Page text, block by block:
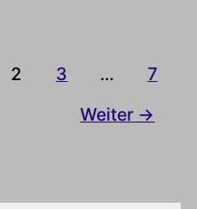
2 3 …
7
Weiter →